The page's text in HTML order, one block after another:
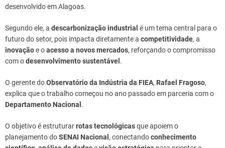
desenvolvido em Alagoas.
Segundo ele, a descarbonização industrial é um tema central para o
futuro do setor, pois impacta diretamente a competitividade, a
inovaçãoe oacesso a novos mercados, reforçando o compromisso
com odesenvolvimento sustentável.
O gerente doObservatório da Indústria da FIEA, Rafael Fragoso,
explica que o trabalho começou no ano passado em parceria com o
Departamento Nacional.
O objetivo é estruturarrotas tecnológicasque apoiem o
planejamento doSENAI Nacional, conectandoconhecimento